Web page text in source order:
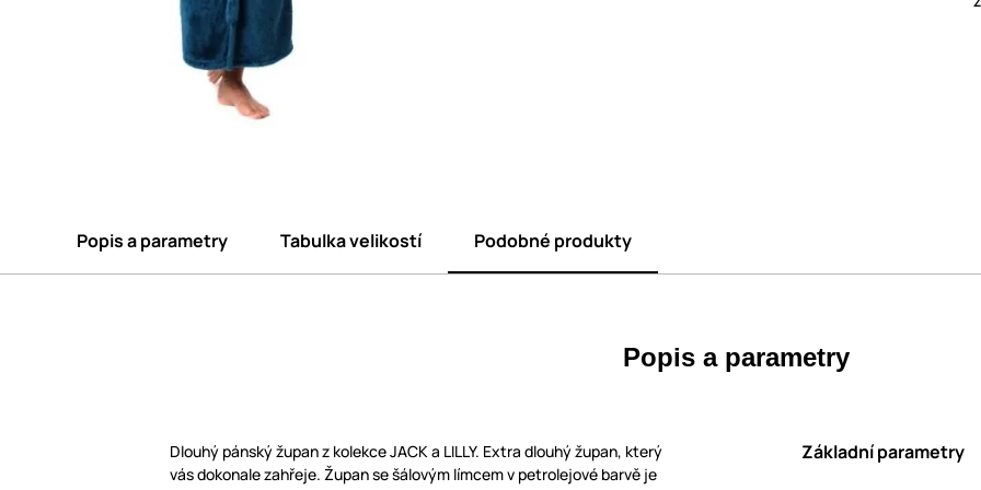
Popis a parametry Tabulka velikostí Podobné produkty
Popis a parametry
Dlouhý pánský župan z kolekce JACK a LILLY. Extra dlouhý župan, který
vás dokonale zahřeje. Župan se šálovým límcem v petrolejové barvě je
Základní parametry